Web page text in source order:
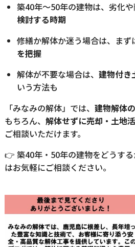
築40年〜50年の建物は、劣化
検討する時期
修繕か解体か迷う場合は、まず
を把握
解体が不要な場合は、 建物付き
いう方法も
「みなみの解体」では、 建物解体
もちろん、 解体せずに売却・土地
ご相談いただけます。
👉 築40年・50年の建物をどうす
はお気軽にご相談ください。